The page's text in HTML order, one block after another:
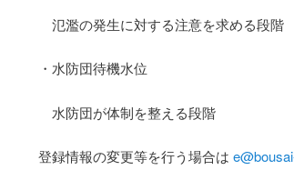
氾濫の発生に対する注意を求める段階
・水防団待機水位
水防団が体制を整える段階
登録情報の変更等を行う場合は